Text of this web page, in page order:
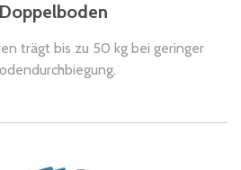
Doppelboden
trägt bis zu 50 kg bei geringer